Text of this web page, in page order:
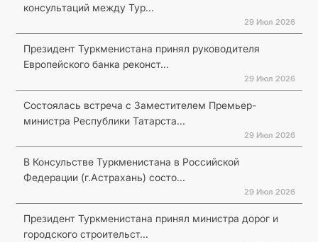
консультаций между Тур...
29 Июл 2026
Президент Туркменистана принял руководителя
Европейского банка реконст...
29 Июл 2026
Состоялась встреча с Заместителем Премьер-
министра Республики Татарста...
29 Июл 2026
В Консульстве Туркменистана в Российской
Федерации (г.Астрахань) состо...
29 Июл 2026
Президент Туркменистана принял министра дорог и
городского строительст...